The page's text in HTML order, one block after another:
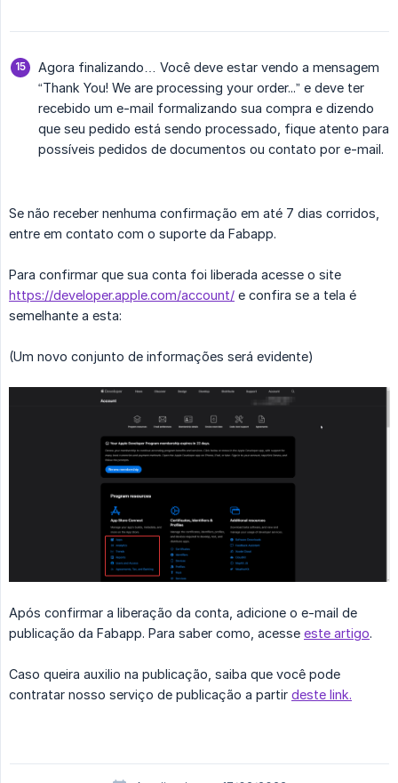
Agora finalizando… Você deve estar vendo a mensagem
“Thank You! We are processing your order...” e deve ter
recebido um e-mail formalizando sua compra e dizendo
que seu pedido está sendo processado, fique atento para
possíveis pedidos de documentos ou contato por e-mail.
Se não receber nenhuma confirmação em até 7 dias corridos,
entre em contato com o suporte da Fabapp.
Para confirmar que sua conta foi liberada acesse o site
https://developer.apple.com/account/ e confira se a tela é
semelhante a esta:
(Um novo conjunto de informações será evidente)
Após confirmar a liberação da conta, adicione o e-mail de
publicação da Fabapp. Para saber como, acesse este artigo.
Caso queira auxilio na publicação, saiba que você pode
contratar nosso serviço de publicação a partir deste link.